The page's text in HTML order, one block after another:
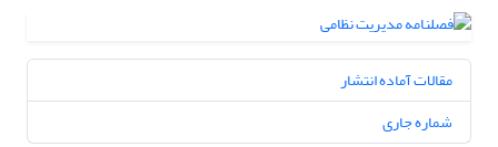
مقالات آماده انتشار
شماره جاری